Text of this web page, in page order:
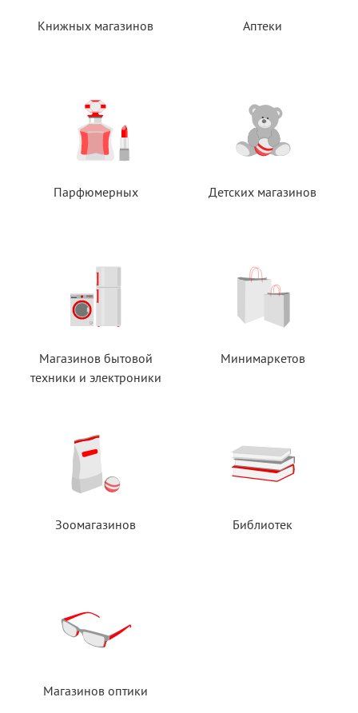
Книжных магазинов Аптеки
Парфюмерных Детских магазинов
Магазинов бытовой
техники и электроники
Минимаркетов
Зоомагазинов Библиотек
Магазинов оптики